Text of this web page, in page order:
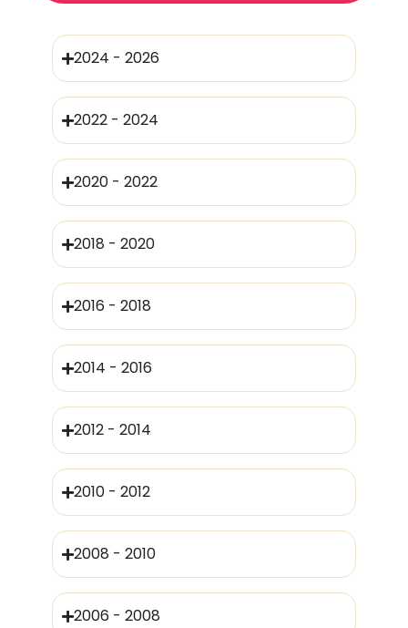
2024 - 2026
2022 - 2024
2020 - 2022
2018 - 2020
2016 - 2018
2014 - 2016
2012 - 2014
2010 - 2012
2008 - 2010
2006 - 2008